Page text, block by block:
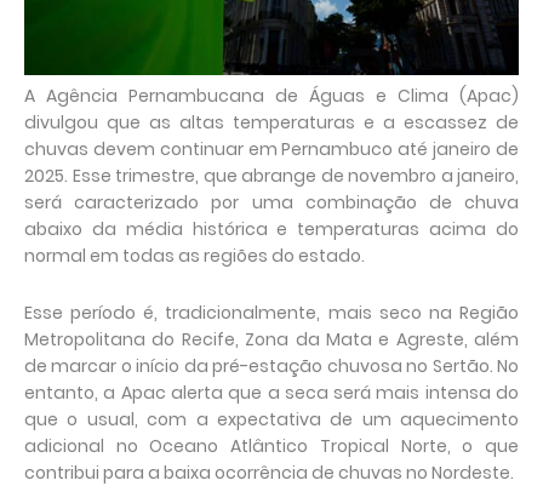
A Agência Pernambucana de Águas e Clima (Apac)
divulgou que as altas temperaturas e a escassez de
chuvas devem continuar em Pernambuco até janeiro de
2025. Esse trimestre, que abrange de novembro a janeiro,
será caracterizado por uma combinação de chuva
abaixo da média histórica e temperaturas acima do
normal em todas as regiões do estado.
Esse período é, tradicionalmente, mais seco na Região
Metropolitana do Recife, Zona da Mata e Agreste, além
de marcar o início da pré-estação chuvosa no Sertão. No
entanto, a Apac alerta que a seca será mais intensa do
que o usual, com a expectativa de um aquecimento
adicional no Oceano Atlântico Tropical Norte, o que
contribui para a baixa ocorrência de chuvas no Nordeste.